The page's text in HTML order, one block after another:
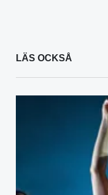
LÄS OCKSÅ